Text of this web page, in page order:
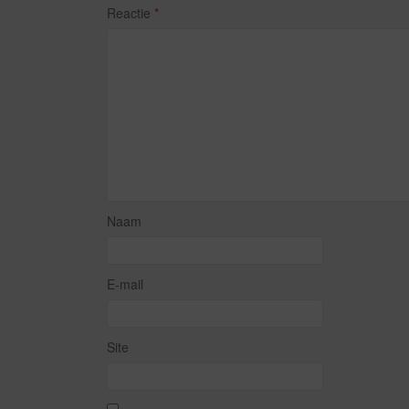
Reactie *
Naam
E-mail
Site